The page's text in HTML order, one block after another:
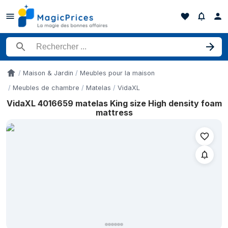
Rechercher un produit
AccueilMaison & Jardin
Meubles pour la maison
Meubles de chambre
Matelas VidaXL
VidaXL 4016659 matelas King size High density foam
mattress
Historique des prix de VidaXL 4016659 matelas King size
Date
12 mai 2026